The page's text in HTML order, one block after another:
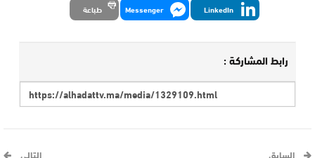
LinkedIn
Messenger طباعة
رابط المشاركة :
السابق التالي